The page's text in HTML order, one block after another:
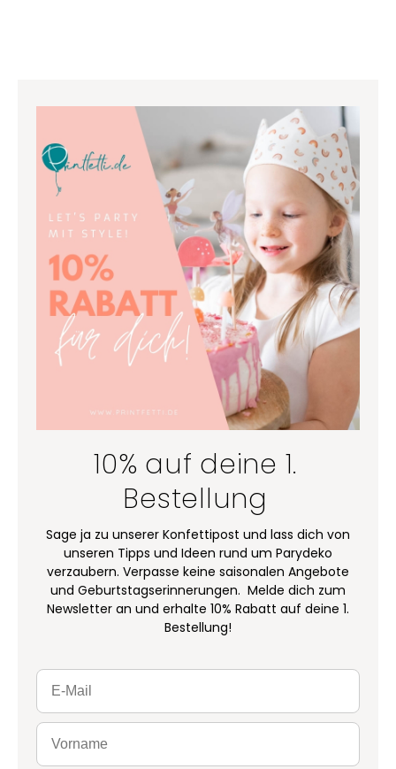
10% auf deine 1.
Bestellung
Sage ja zu unserer Konfettipost und lass dich von
unseren Tipps und Ideen rund um Parydeko
verzaubern. Verpasse keine saisonalen Angebote
und Geburtstagserinnerungen. Melde dich zum
Newsletter an und erhalte 10% Rabatt auf deine 1.
Bestellung!